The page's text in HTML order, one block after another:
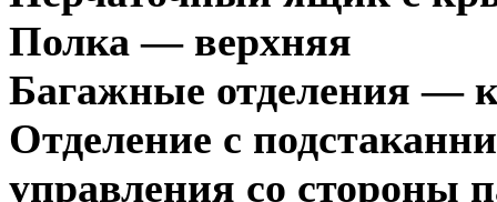
Полка — верхняя
Багажные отделения —
Отделение с
управления со стороны